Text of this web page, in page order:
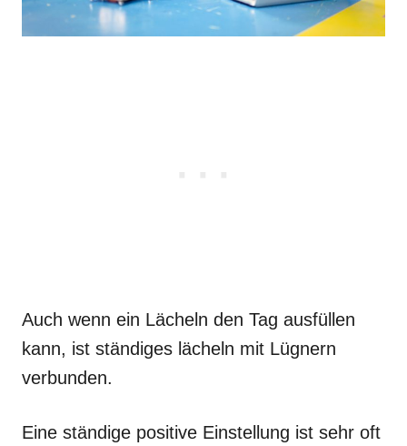
Auch wenn ein Lächeln den Tag ausfüllen
kann, ist ständiges lächeln mit Lügnern
verbunden.
Eine ständige positive Einstellung ist sehr oft